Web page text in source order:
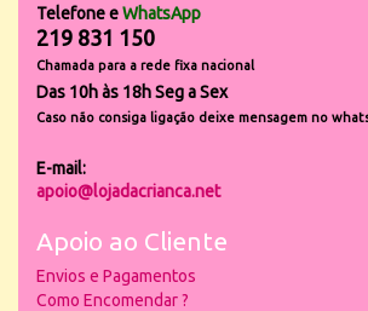
Telefone eWhatsApp
219 831 150
Chamada para a rede fixa nacional
Das 10h às 18h Seg a Sex
Caso não consiga ligação deixe mensagem no
E-mail:
apoio@lojadacrianca.net
Apoio ao Cliente
Envios e Pagamentos
Como Encomendar ?